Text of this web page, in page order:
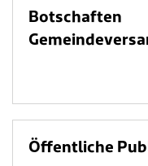
Botschaften
Öffentliche